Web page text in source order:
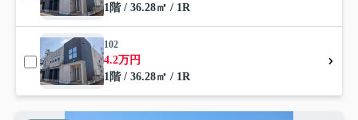
1階 / 36.28㎡ / 1R
102
4.2万円
1階 / 36.28㎡ / 1R